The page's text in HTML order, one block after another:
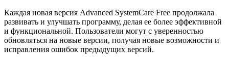
Каждая новая версия Advanced SystemCare Free продолжала
развивать и улучшать программу, делая ее более эффективной
и функциональной. Пользователи могут с уверенностью
обновляться на новые версии, получая новые возможности и
исправления ошибок предыдущих версий.